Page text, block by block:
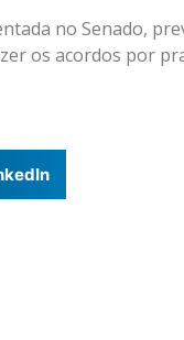
no Senado,
os acordos por